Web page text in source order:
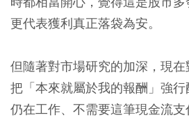
更代表獲利真正落袋為安。
但隨著對市場研究的加深，現
把「本來就屬於我的報酬」強
仍在工作、不需要這筆現金流